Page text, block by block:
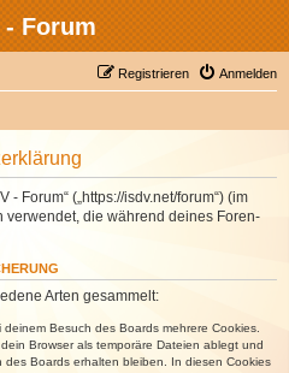
- Forum
Anmelden
Registrieren
Forum“ („https://isdv.net/forum“) (im
verwendet, die während deines Foren-
Arten gesammelt:
Besuch des Boards mehrere Cookies.
Browser als temporäre Dateien ablegt und
Boards erhalten bleiben. In diesen Cookies